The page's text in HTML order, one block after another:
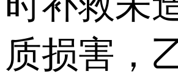
质损害，